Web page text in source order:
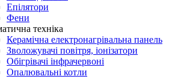
Епілятори
Фени
техніка
Керамічна електронагрівальна панель
Зволожувачі повітря, іонізатори
Обігрівачі інфрачервоні
Опалювальні котли